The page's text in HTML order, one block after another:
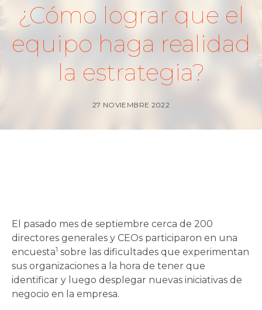
¿Cómo lograr que el
equipo haga realidad
la estrategia?
27 NOVIEMBRE 2022
El pasado mes de septiembre cerca de 200
directores generales y CEOs participaron en una
encuesta1 sobre las dificultades que experimentan
sus organizaciones a la hora de tener que
identificar y luego desplegar nuevas iniciativas de
negocio en la empresa.